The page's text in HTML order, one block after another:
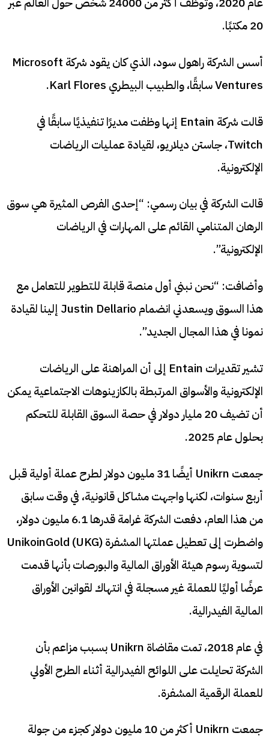
20 مكتبًا.
أسس الشركة راهول سود، الذي كان يقود شركة Microsoft
Ventures سابقًا، والطبيب البيطري Karl Flores.
قالت شركة Entain إنها وظفت مديرًا تنفيذيًا سابقًا في
Twitch، جاستن ديلاريو، لقيادة عمليات الرياضات
الإلكترونية.
قالت الشركة في بيان رسمي: “إحدى الفرص المثيرة هي سوق
الرهان المتنامي القائم على المهارات في الرياضات
الإلكترونية”.
وأضافت: “نحن نبني أول منصة قابلة للتطوير للتعامل مع
هذا السوق ويسعدني انضمام Justin Dellario إلينا لقيادة
نمونا في هذا المجال الجديد”.
تشير تقديرات Entain إلى أن المراهنة على الرياضات
الإلكترونية والأسواق المرتبطة بالكازينوهات الاجتماعية يمكن
أن تضيف 20 مليار دولار في حصة السوق القابلة للتحكم
بحلول عام 2025.
جمعت Unikrn أيضًا 31 مليون دولار لطرح عملة أولية قبل
أربع سنوات، لكنها واجهت مشاكل قانونية، في وقت سابق
من هذا العام، دفعت الشركة غرامة قدرها 6.1 مليون دولار،
واضطرت إلى تعطيل عملتها المشفرة UnikoinGold (UKG)
لتسوية رسوم هيئة الأوراق المالية والبورصات بأنها قدمت
عرضًا أوليًا للعملة غير مسجلة في انتهاك لقوانين الأوراق
المالية الفيدرالية.
في عام 2018، تمت مقاضاة Unikrn بسبب مزاعم بأن
الشركة تحايلت على اللوائح الفيدرالية أثناء الطرح الأولي
للعملة الرقمية المشفرة.
جمعت Unikrn أكثر من 10 مليون دولار كجزء من جولة